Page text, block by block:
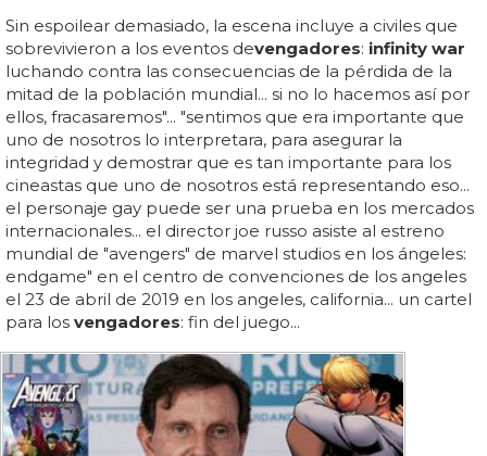
Sin espoilear demasiado, la escena incluye a civiles que
sobrevivieron a los eventos devengadores: infinity war
luchando contra las consecuencias de la pérdida de la
mitad de la población mundial... si no lo hacemos así por
ellos, fracasaremos"... "sentimos que era importante que
uno de nosotros lo interpretara, para asegurar la
integridad y demostrar que es tan importante para los
cineastas que uno de nosotros está representando eso...
el personaje gay puede ser una prueba en los mercados
internacionales... el director joe russo asiste al estreno
mundial de "avengers" de marvel studios en los ángeles:
endgame" en el centro de convenciones de los angeles
el 23 de abril de 2019 en los angeles, california... un cartel
para los vengadores: fin del juego...